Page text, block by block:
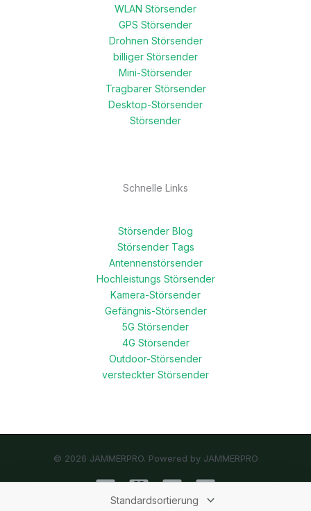
WLAN Störsender
GPS Störsender
Drohnen Störsender
billiger Störsender
Mini-Störsender
Tragbarer Störsender
Desktop-Störsender
Störsender
Schnelle Links
Störsender Blog
Störsender Tags
Antennenstörsender
Hochleistungs Störsender
Kamera-Störsender
Gefängnis-Störsender
5G Störsender
4G Störsender
Outdoor-Störsender
versteckter Störsender
© 2026 JAMMERPRO. Powered by JAMMERPRO